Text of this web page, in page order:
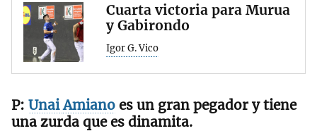
Cuarta victoria para Murua
y Gabirondo
Igor G. Vico
UnaiAmiano es un gran pegador y tiene
una zurda que es dinamita.